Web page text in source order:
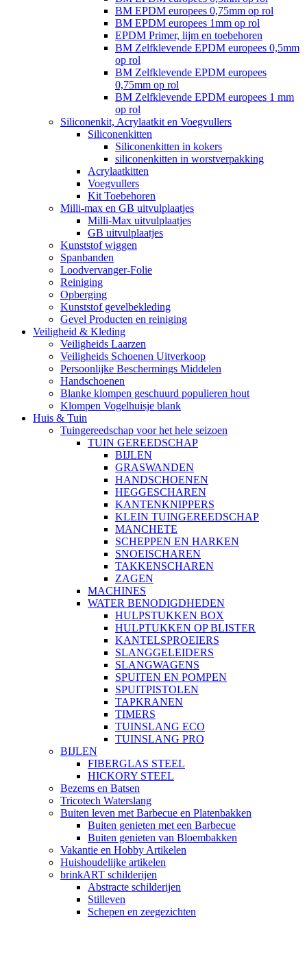
BM EPDM europees 0,75mm op rol
BM EPDM europees 1mm op rol
EPDM Primer, lijm en toebehoren
BM Zelfklevende EPDM europees 0,5mm
op rol
BM Zelfklevende EPDM europees
0,75mm op rol
BM Zelfklevende EPDM europees 1 mm
op rol
Siliconenkit, Acrylaatkit en Voegvullers
Siliconenkitten
Siliconenkitten in kokers
siliconenkitten in worstverpakking
Acrylaatkitten
Voegvullers
Kit Toebehoren
Milli-max en GB uitvulplaatjes
Milli-Max uitvulplaatjes
GB uitvulplaatjes
Kunststof wiggen
Spanbanden
Loodvervanger-Folie
Reiniging
Opberging
Kunststof gevelbekleding
Gevel Producten en reiniging
Veiligheid & Kleding
Veiligheids Laarzen
Veiligheids Schoenen Uitverkoop
Persoonlijke Beschermings Middelen
Handschoenen
Blanke klompen geschuurd populieren hout
Klompen Vogelhuisje blank
Huis & Tuin
Tuingereedschap voor het hele seizoen
TUIN GEREEDSCHAP
BIJLEN
GRASWANDEN
HANDSCHOENEN
HEGGESCHAREN
KANTENKNIPPERS
KLEIN TUINGEREEDSCHAP
MANCHETE
SCHEPPEN EN HARKEN
SNOEISCHAREN
TAKKENSCHAREN
ZAGEN
MACHINES
WATER BENODIGDHEDEN
HULPSTUKKEN BOX
HULPTUKKEN OP BLISTER
KANTELSPROEIERS
SLANGGELEIDERS
SLANGWAGENS
SPUITEN EN POMPEN
SPUITPISTOLEN
TAPKRANEN
TIMERS
TUINSLANG ECO
TUINSLANG PRO
BIJLEN
FIBERGLAS STEEL
HICKORY STEEL
Bezems en Batsen
Tricotech Waterslang
Buiten leven met Barbecue en Platenbakken
Buiten genieten met een Barbecue
Buiten genieten van Bloembakken
Vakantie en Hobby Artikelen
Huishoudelijke artikelen
brinkART schilderijen
Abstracte schilderijen
Stilleven
Schepen en zeegezichten